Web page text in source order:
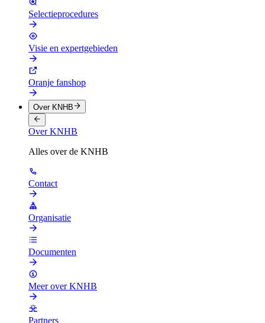
Selectieprocedures
Visie en expertgebieden
Oranje fanshop
Over KNHB
Over KNHB
Alles over de KNHB
Contact
Organisatie
Documenten
Meer over KNHB
Partners